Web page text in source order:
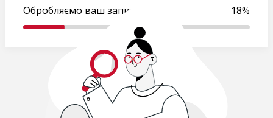
Обробляємо ваш запит.. 19%